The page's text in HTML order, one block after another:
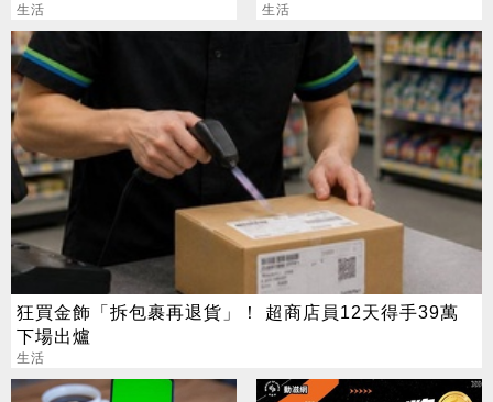
最會賺
生活
「階級緩衝墊」
生活
狂買金飾「拆包裹再退貨」！ 超商店員12天得手39萬
下場出爐
生活